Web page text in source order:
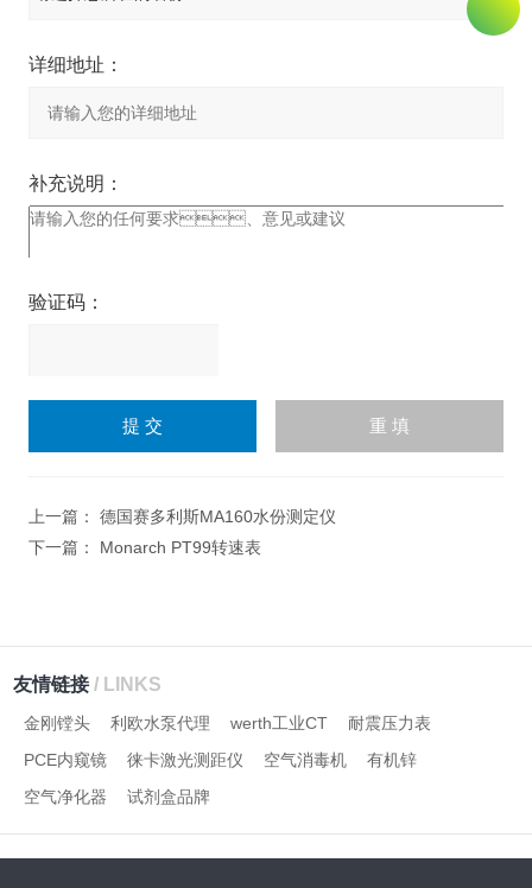
详细地址：
补充说明：
验证码：
上一篇： 德国赛多利斯MA160水份测定仪
下一篇： Monarch PT99转速表
友情链接/ LINKS
金刚镗头 利欧水泵代理 werth工业CT
耐震压力表
PCE内窥镜
徕卡激光测距仪 空气消毒机
有机锌
空气净化器
试剂盒品牌